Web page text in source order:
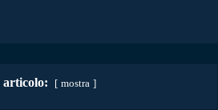
articolo: mostra